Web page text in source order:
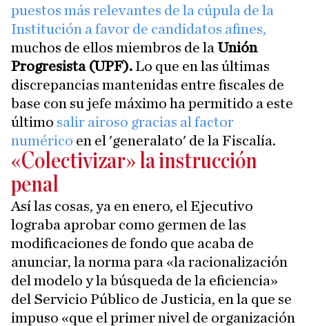
puestos más relevantes de la cúpula de la
Institución a favor de candidatos afines,
muchos de ellos miembros de la Unión
Progresista (UPF).Lo que en las últimas
discrepancias mantenidas entre fiscales de
base con su jefe máximo ha permitido a este
último salir airoso gracias al factor
numérico en el 'generalato' de la Fiscalía.
«Colectivizar» la instrucción
penal
Así las cosas, ya en enero, el Ejecutivo
lograba aprobar como germen de las
modificaciones de fondo que acaba de
anunciar, la norma para «la racionalización
del modelo y la búsqueda de la eficiencia»
del Servicio Público de Justicia, en la que se
impuso «que el primer nivel de organización